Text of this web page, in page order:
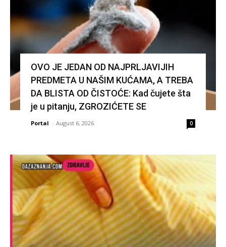
OVO JE JEDAN OD NAJPRLJAVIJIH
PREDMETA U NAŠIM KUĆAMA, A TREBA
DA BLISTA OD ČISTOĆE: Kad čujete šta
je u pitanju, ZGROZIĆETE SE
Portal - August 6, 2026 0